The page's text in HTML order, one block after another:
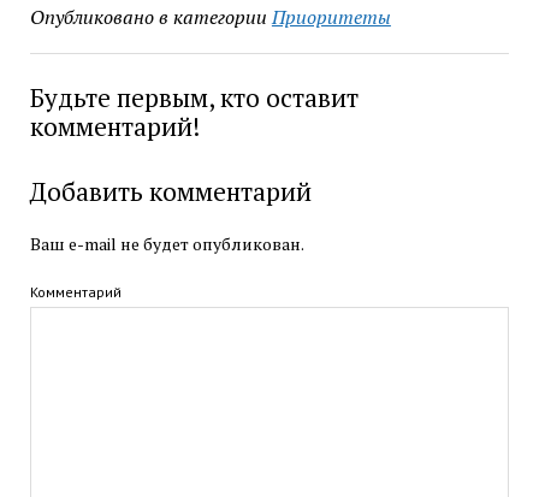
Опубликовано в категории Приоритеты
Будьте первым, кто оставит
комментарий!
Добавить комментарий
Ваш e-mail не будет опубликован.
Комментарий